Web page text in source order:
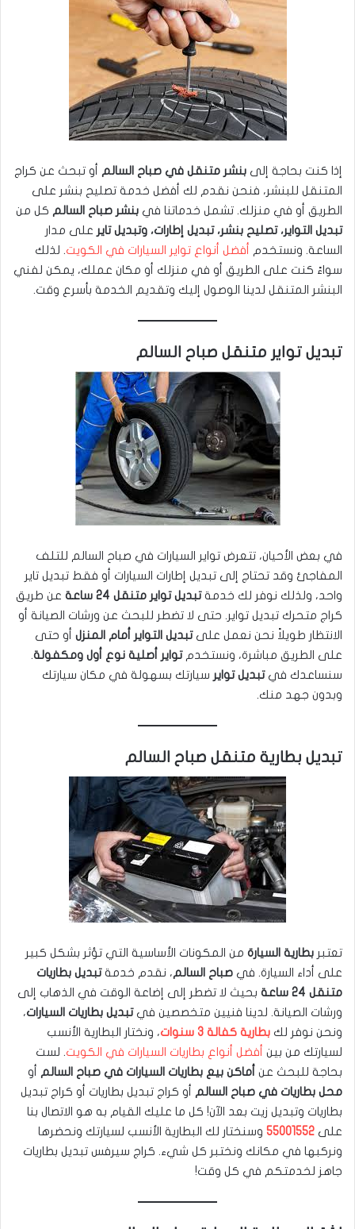
إذا كنت بحاجة إلى بنشر متنقل في صباح السالم
أو تبحث عن كراج
المتنقل للبنشر، فنحن نقدم لك أفضل خدمة تصليح بنشر على
الطريق أو في منزلك. تشمل خدماتنا في بنشر صباح السالم كل من
تبديل التواير، تصليح بنشر، تبديل إطارات، وتبديل تاير على مدار
الساعة. ونستخدم
أفضل أنواع تواير السيارات في الكويت. لذلك
سواءً كنت على الطريق أو في منزلك أو مكان عملك، يمكن لفني
البنشر المتنقل لدينا الوصول إليك وتقديم الخدمة بأسرع وقت.
تبديل تواير متنقل صباح السالم
في بعض الأحيان، تتعرض تواير السيارات في صباح السالم للتلف
المفاجئ وقد تحتاج إلى تبديل إطارات السيارات أو فقط تبديل تاير
واحد، ولذلك نوفر لك خدمةتبديل تواير متنقل 24 ساعة
عن طريق
كراج متحرك تبديل تواير. حتى لا تضطر للبحث عن ورشات الصيانة أو
الانتظار طويلاً نحن نعمل علىتبديل التواير أمام المنزل أو حتى
على الطريق مباشرة، ونستخدمتواير أصلية نوع أول ومكفولة.
سنساعدك فيتبديل تواير سيارتك بسهولة في مكان سيارتك
وبدون جهد منك.
تبديل بطارية متنقل صباح السالم
تعتبر بطارية السيارة من المكونات الأساسية التي تؤثر بشكل كبير
على أداء السيارة. في صباح السالم، نقدم خدمةتبديل بطاريات
متنقل 24 ساعة
بحيث لا تضطر إلى إضاعة الوقت في الذهاب إلى
ورشات الصيانة. لدينا فنيين متخصصين فيتبديل بطاريات السيارات،
ونحن نوفر لك بطارية كفالة 3 سنوات
، ونختار البطارية الأنسب
لسيارتك من بين أفضل أنواع بطاريات السيارات في الكويت. لست
بحاجة للبحث عن أماكن بيع بطاريات السيارات في صباح السالم
أو
محل بطاريات في صباح السالم
أو كراج تبديل بطاريات أو كراج تبديل
بطاريات وتبديل زيت بعد الآن! كل ما عليك القيام به هو الاتصال بنا
على 55001552 وسنختار لك البطارية الأنسب لسيارتك ونحضرها
ونركبها في مكانك ونختبر كل شيء. كراج سيرفس تبديل بطاريات
جاهز لخدمتكم في كل وقت!